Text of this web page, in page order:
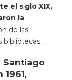
el siglo XIX,
la
de las
bibliotecas.
Santiago